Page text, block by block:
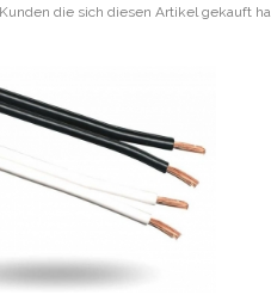
Kunden die sich diesen Artikel gekauft